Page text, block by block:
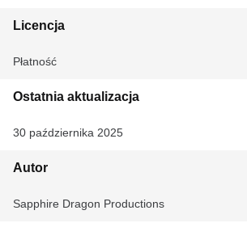
Licencja
Płatność
Ostatnia aktualizacja
30 października 2025
Autor
Sapphire Dragon Productions